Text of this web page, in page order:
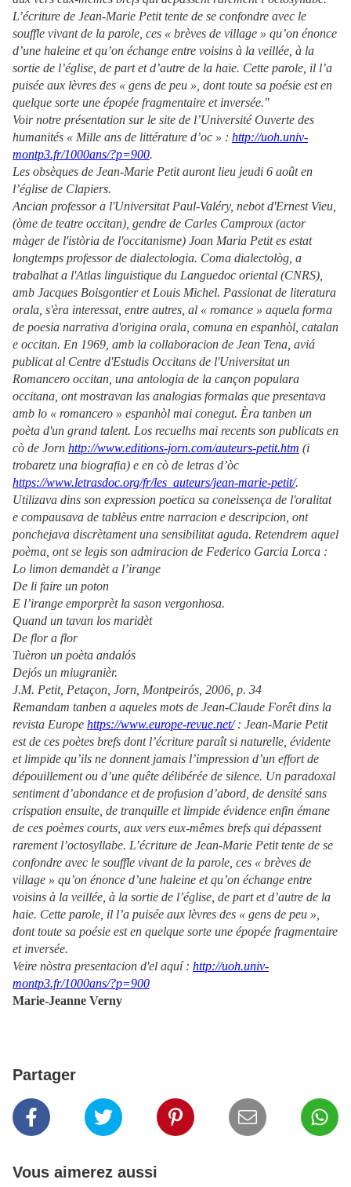
L’écriture de Jean-Marie Petit tente de se confondre avec le
souffle vivant de la parole, ces « brèves de village » qu’on énonce
d’une haleine et qu’on échange entre voisins à la veillée, à la
sortie de l’église, de part et d’autre de la haie. Cette parole, il l’a
puisée aux lèvres des « gens de peu », dont toute sa poésie est en
quelque sorte une épopée fragmentaire et inversée."
Voir notre présentation sur le site de l’Université Ouverte des
humanités « Mille ans de littérature d’oc » : http://uoh.univ-
montp3.fr/1000ans/?p=900.
Les obsèques de Jean-Marie Petit auront lieu jeudi 6 août en
l’église de Clapiers.
Ancian professor a l'Universitat Paul-Valéry, nebot d'Ernest Vieu,
(òme de teatre occitan), gendre de Carles Camproux (actor
màger de l'istòria de l'occitanisme) Joan Maria Petit es estat
longtemps professor de dialectologia. Coma dialectològ, a
trabalhat a l'Atlas linguistique du Languedoc oriental (CNRS),
amb Jacques Boisgontier et Louis Michel. Passionat de literatura
orala, s'èra interessat, entre autres, al « romance » aquela forma
de poesia narrativa d'origina orala, comuna en espanhòl, catalan
e occitan. En 1969, amb la collaboracion de Jean Tena, aviá
publicat al Centre d'Estudis Occitans de l'Universitat un
Romancero occitan, una antologia de la cançon populara
occitana, ont mostravan las analogias formalas que presentava
amb lo « romancero » espanhòl mai conegut. Èra tanben un
poèta d'un grand talent. Los recuelhs mai recents son publicats en
cò de Jorn http://www.editions-jorn.com/auteurs-petit.htm (i
trobaretz una biografia) e en cò de letras d’òc
https://www.letrasdoc.org/fr/les_auteurs/jean-marie-petit/.
Utilizava dins son expression poetica sa coneissença de l'oralitat
e compausava de tablèus entre narracion e descripcion, ont
ponchejava discrètament una sensibilitat aguda. Retendrem aquel
poèma, ont se legis son admiracion de Federico Garcia Lorca :
Lo limon demandèt a l’irange
De li faire un poton
E l’irange emporprèt la sason vergonhosa.
Quand un tavan los maridèt
De flor a flor
Tuèron un poèta andalós
Dejós un miugranièr.
J.M. Petit, Petaçon, Jorn, Montpeirós, 2006, p. 34
Remandam tanben a aqueles mots de Jean-Claude Forêt dins la
revista Europe https://www.europe-revue.net/: Jean-Marie Petit
est de ces poètes brefs dont l’écriture paraît si naturelle, évidente
et limpide qu’ils ne donnent jamais l’impression d’un effort de
dépouillement ou d’une quête délibérée de silence. Un paradoxal
sentiment d’abondance et de profusion d’abord, de densité sans
crispation ensuite, de tranquille et limpide évidence enfin émane
de ces poèmes courts, aux vers eux-mêmes brefs qui dépassent
rarement l’octosyllabe. L’écriture de Jean-Marie Petit tente de se
confondre avec le souffle vivant de la parole, ces « brèves de
village » qu’on énonce d’une haleine et qu’on échange entre
voisins à la veillée, à la sortie de l’église, de part et d’autre de la
haie. Cette parole, il l’a puisée aux lèvres des « gens de peu »,
dont toute sa poésie est en quelque sorte une épopée fragmentaire
et inversée.
Veire nòstra presentacion d'el aquí : http://uoh.univ-
montp3.fr/1000ans/?p=900
Marie-Jeanne Verny
Partager
Vous aimerez aussi